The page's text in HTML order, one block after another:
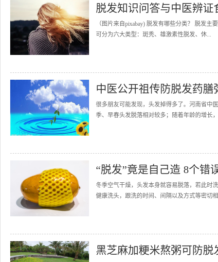
脱发知识问答与中医辨证
（图片来自pixabay) 脱发有哪些分类？ 脱发
可分为六大类型：斑秃、雄激素性脱发、休...
中医公开祖传防脱发药膳
很多朋友可能发现，头发掉得多了。河南省中
季、早春头发脱落相对较多；随着年龄的增长
“脱发”竟是自己造 8个错
冬季空气干燥，头发本身就容易脱落，若此时
健康洗头，跟洗的时间、间隔以及方式等密切
黑芝麻加粳米熬粥可防脱